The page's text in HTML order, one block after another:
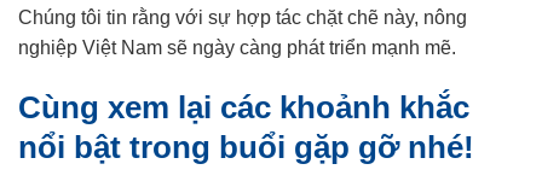
Chúng tôi tin rằng với sự hợp tác chặt chẽ này, nông
nghiệp Việt Nam sẽ ngày càng phát triển mạnh mẽ.
Cùng xem lại các khoảnh khắc
nổi bật trong buổi gặp gỡ nhé!